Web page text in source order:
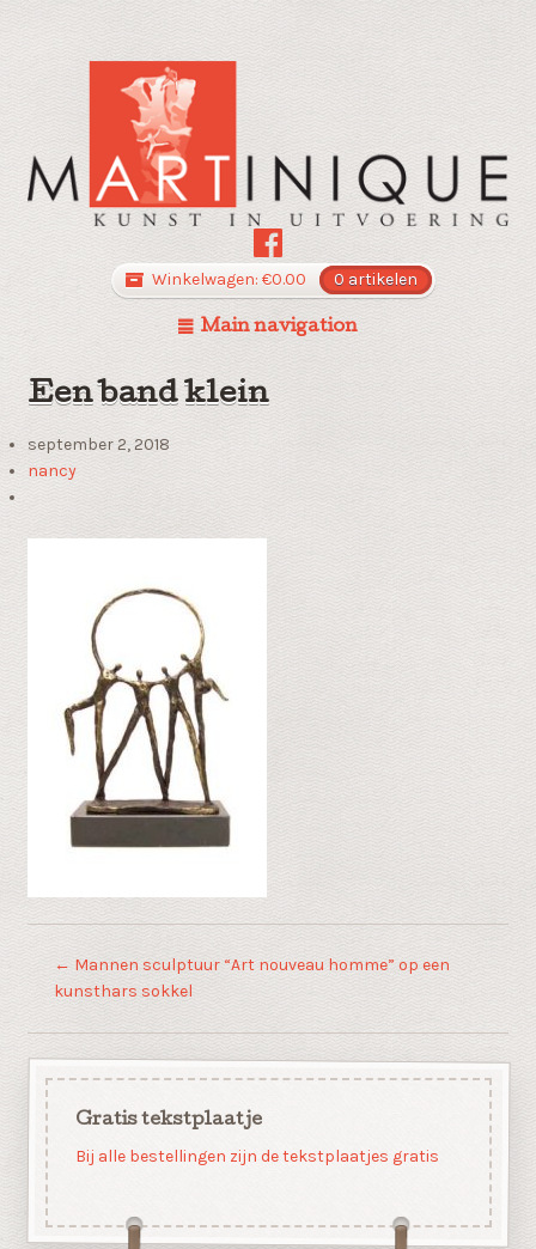
Winkelwagen: €0.00 0 artikelen
Main navigation
Een band klein
september 2, 2018
nancy
← Mannen sculptuur “Art nouveau homme” op een
kunsthars sokkel
Gratis tekstplaatje
Bij alle bestellingen zijn de tekstplaatjes gratis